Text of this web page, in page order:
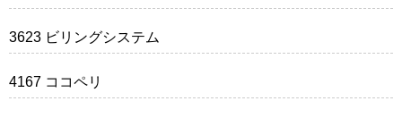
3623 ビリングシステム
4167 ココペリ